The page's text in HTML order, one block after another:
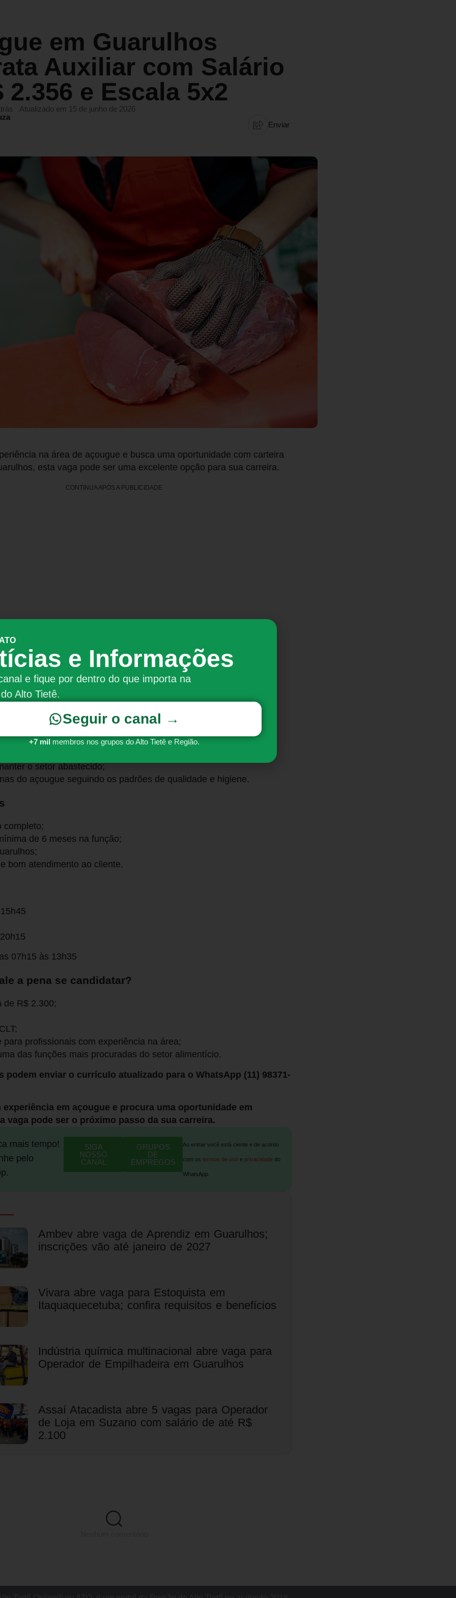
em Guarulhos
Auxiliar com Salário
2.356 e Escala 5x2
Atualizado em 15 de junho de 2026
Enviar
na área de açougue e busca uma oportunidade com carteira
esta vaga pode ser uma excelente opção para sua carreira.
CONTINUA APÓS A PUBLICIDADE
SP
CLT
atividades
de carnes, frangos e bifes;
ao cliente no balcão;
de produtos;
o setor abastecido;
do açougue seguindo os padrões de qualidade e higiene.
completo;
de 6 meses na função;
bom atendimento ao cliente.
07h15 às 13h35
a pena se candidatar?
de R$ 2.300;
para profissionais com experiência na área;
das funções mais procuradas do setor alimentício.
podem enviar o currículo atualizado para o WhatsApp (11) 98371-
experiência em açougue e procura uma oportunidade em
vaga pode ser o próximo passo da sua carreira.
mais tempo!
pelo
SIGA
NOSSO
CANAL
GRUPOS
DE
EMPREGOS
Ao entrar você está ciente e de acordo
com ostermos de uso e privacidade do
WhatsApp.
Ambev abre vaga de Aprendiz em Guarulhos;
inscrições vão até janeiro de 2027
Vivara abre vaga para Estoquista em
Itaquaquecetuba; confira requisitos e benefícios
Indústria química multinacional abre vaga para
Operador de Empilhadeira em Guarulhos
Assaí Atacadista abre 5 vagas para Operador
de Loja em Suzano com salário de até R$
2.100
e Informações
e fique por dentro do que importa na
Alto Tietê.
Seguir o canal →
+7 mil membros nos grupos do Alto Tietê e Região.